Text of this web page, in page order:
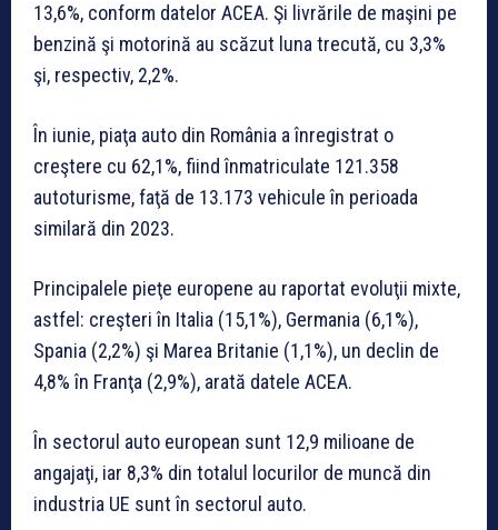
13,6%, conform datelor ACEA. Şi livrările de maşini pe
benzină şi motorină au scăzut luna trecută, cu 3,3%
şi, respectiv, 2,2%.
În iunie, piaţa auto din România a înregistrat o
creştere cu 62,1%, fiind înmatriculate 121.358
autoturisme, faţă de 13.173 vehicule în perioada
similară din 2023.
Principalele pieţe europene au raportat evoluţii mixte,
astfel: creşteri în Italia (15,1%), Germania (6,1%),
Spania (2,2%) şi Marea Britanie (1,1%), un declin de
4,8% în Franţa (2,9%), arată datele ACEA.
În sectorul auto european sunt 12,9 milioane de
angajaţi, iar 8,3% din totalul locurilor de muncă din
industria UE sunt în sectorul auto.